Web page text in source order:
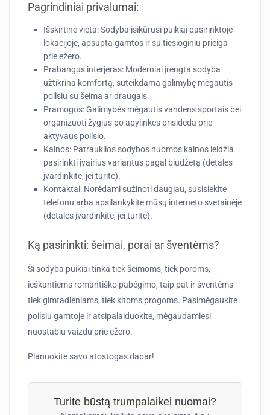
Pagrindiniai privalumai:
Išskirtinė vieta:Sodyba įsikūrusi puikiai pasirinktoje
lokacijoje, apsupta gamtos ir su tiesioginiu prieiga
prie ežero.
Prabangus interjeras: Moderniai įrengta sodyba
užtikrina komfortą, suteikdama galimybę mėgautis
poilsiu su šeima ar draugais.
Pramogos:Galimybės mėgautis vandens sportais bei
organizuoti žygius po apylinkes prisideda prie
aktyvaus poilsio.
Kainos: Patrauklios sodybos nuomos kainos leidžia
pasirinkti įvairius variantus pagal biudžetą (detales
įvardinkite, jei turite).
Kontaktai: Norėdami sužinoti daugiau, susisiekite
telefonu arba apsilankykite mūsų interneto svetainėje
(detales įvardinkite, jei turite).
Ką pasirinkti: šeimai, porai ar šventėms?
Ši sodyba puikiai tinka tiek šeimoms, tiek poroms,
ieškantiems romantiško pabėgimo, taip pat ir šventėms –
tiek gimtadieniams, tiek kitoms progoms. Pasimėgaukite
poilsiu gamtoje ir atsipalaiduokite, mėgaudamiesi
nuostabiu vaizdu prie ežero.
Planuokite savo atostogas dabar!
Turite būstą trumpalaikei nuomai?